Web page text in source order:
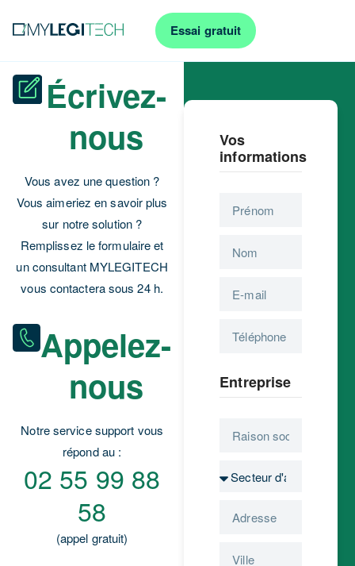
Essai gratuit
Écrivez-
nous
Vous avez une question ?
Vous aimeriez en savoir plus
sur notre solution ?
Remplissez le formulaire et
un consultant MYLEGITECH
vous contactera sous 24 h.
Appelez-
nous
Notre service support vous
répond au :
02 55 99 88
58
(appel gratuit)
Vos
informations
Entreprise